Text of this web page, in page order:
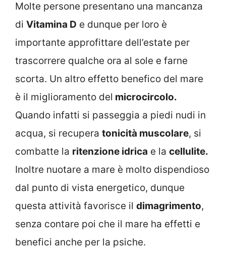
Molte persone presentano una mancanza
di Vitamina D e dunque per loro è
importante approfittare dell’estate per
trascorrere qualche ora al sole e farne
scorta. Un altro effetto benefico del mare
è il miglioramento del microcircolo.
Quando infatti si passeggia a piedi nudi in
acqua, si recupera tonicità muscolare, si
combatte la ritenzione idrica e la cellulite.
Inoltre nuotare a mare è molto dispendioso
dal punto di vista energetico, dunque
questa attività favorisce il dimagrimento,
senza contare poi che il mare ha effetti e
benefici anche per la psiche.